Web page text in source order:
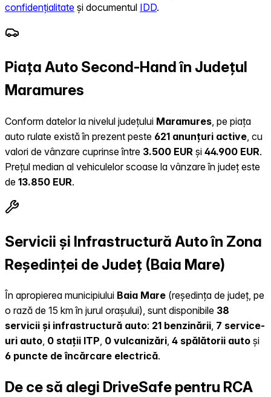
confidențialitate și documentul IDD.
Piața Auto Second-Hand în Județul
Maramures
Conform datelor la nivelul județului Maramures , pe piața
auto rulate există în prezent peste 621 anunțuri active , cu
valori de vânzare cuprinse între 3.500 EUR și 44.900 EUR.
Prețul median al vehiculelor scoase la vânzare în județ este
de 13.850 EUR.
Servicii și Infrastructură Auto în Zona
Reședinței de Județ (Baia Mare)
În apropierea municipiului Baia Mare (reședința de județ, pe
o rază de 15 km în jurul orașului), sunt disponibile 38
servicii și infrastructură auto: 21 benzinării, 7 service-
uri auto, 0 stații ITP, 0 vulcanizări, 4 spălătorii auto și
6 puncte de încărcare electrică.
De ce să alegi DriveSafe pentru RCA